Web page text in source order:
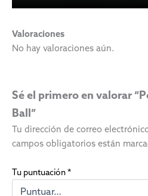
Valoraciones
No hay valoraciones aún.
Sé el primero en valorar
Ball”
Tu dirección de correo
campos obligatorios están
Tu puntuación*